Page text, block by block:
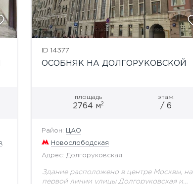
ID 14377
ОСОБНЯК НА ДОЛГОРУКОВСКОЙ
площадь
2764 м2
этаж
/ 6
Район: ЦАО
Новослободская
Адрес: Долгоруковская
Здание расположено в центре Москвы, на
первой линии улицы Долгоруковская и